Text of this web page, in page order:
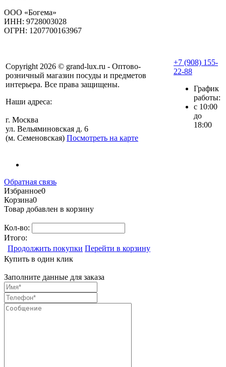
ООО «Богема»
ИНН: 9728003028
ОГРН: 1207700163967
Copyright 2026 © grand-lux.ru - Оптово-
розничный магазин посуды и предметов
интерьера. Все права защищены.
Наши адреса:
г. Москва
ул. Вельяминовская д. 6
(м. Семеновская) Посмотреть на карте
+7 (908) 155-
22-88
График
работы:
с 10:00
до
18:00
Обратная связь
Избранное0
Корзина0
Товар добавлен в корзину
Кол-во:
Итого:
Продолжить покупки Перейти в корзину
Купить в один клик
Заполните данные для заказа